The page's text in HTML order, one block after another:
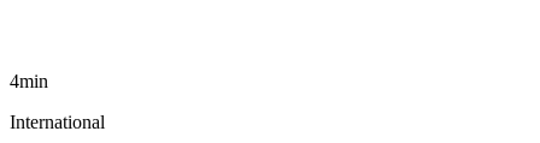
4min
International